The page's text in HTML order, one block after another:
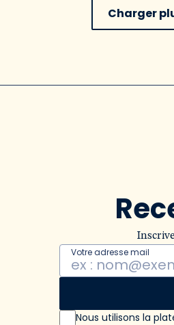
Charger
Votre adresse mail
Nous utilisons la